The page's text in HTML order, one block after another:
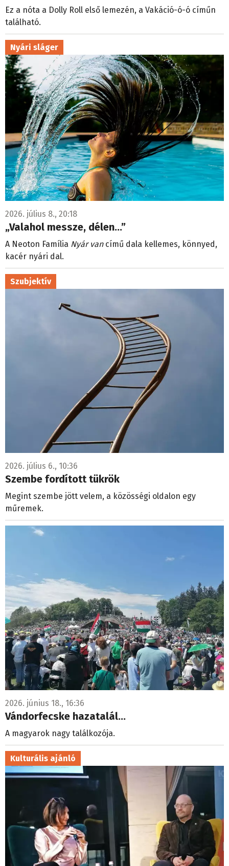
Ez a nóta a Dolly Roll első lemezén, a Vakáció-ó-ó címűn
található.
Nyári sláger
2026. július 8., 20:18
„Valahol messze, délen…”
A Neoton Família Nyár vancímű dala kellemes, könnyed,
kacér nyári dal.
Szubjektív
2026. július 6., 10:36
Szembe fordított tükrök
Megint szembe jött velem, a közösségi oldalon egy
műremek.
2026. június 18., 16:36
Vándorfecske hazatalál…
A magyarok nagy találkozója.
Kulturális ajánló